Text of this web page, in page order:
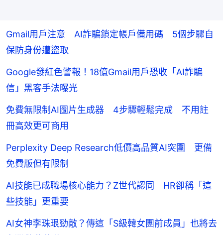
Gmail用戶注意 AI詐騙鎖定帳戶備用碼 5個步驟自
保防身份遭盜取
Google發紅色警報！18億Gmail用戶恐收「AI詐騙
信」黑客手法曝光
免費無限制AI圖片生成器 4步驟輕鬆完成 不用註
冊高效更可商用
Perplexity Deep Research低價高品質AI突圍 更備
免費版但有限制
AI技能已成職場核心能力？Z世代認同 HR卻稱「這
些技能」更重要
AI女神李珠珢勁敵？傳這「S級韓女團前成員」也將去